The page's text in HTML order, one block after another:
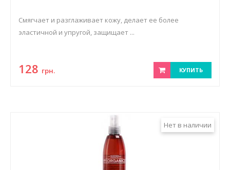
Смягчает и разглаживает кожу, делает ее более
эластичной и упругой, защищает ...
128 грн. КУПИТЬ
Нет в наличии